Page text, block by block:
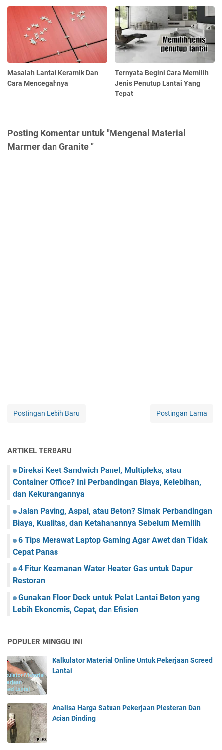
Masalah Lantai Keramik Dan
Cara Mencegahnya
Ternyata Begini Cara Memilih
Jenis Penutup Lantai Yang
Tepat
Posting Komentar untuk "Mengenal Material
Marmer dan Granite "
Postingan Lebih Baru Postingan Lama
ARTIKEL TERBARU
Direksi Keet Sandwich Panel, Multipleks, atau
Container Office? Ini Perbandingan Biaya, Kelebihan,
dan Kekurangannya
Jalan Paving, Aspal, atau Beton? Simak Perbandingan
Biaya, Kualitas, dan Ketahanannya Sebelum Memilih
6 Tips Merawat Laptop Gaming Agar Awet dan Tidak
Cepat Panas
4 Fitur Keamanan Water Heater Gas untuk Dapur
Restoran
Gunakan Floor Deck untuk Pelat Lantai Beton yang
Lebih Ekonomis, Cepat, dan Efisien
POPULER MINGGU INI
Kalkulator Material Online Untuk Pekerjaan Screed
Lantai
Analisa Harga Satuan Pekerjaan Plesteran Dan
Acian Dinding